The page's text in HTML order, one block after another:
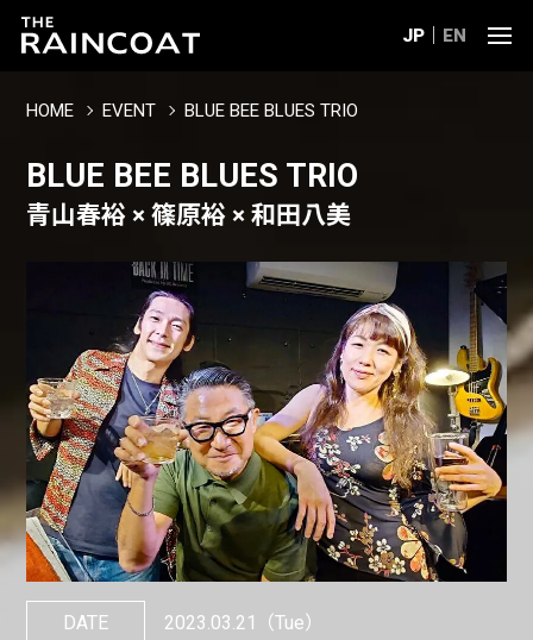
JP EN
HOME EVENT BLUE BEE BLUES TRIO
BLUE BEE BLUES TRIO
青山春裕 × 篠原裕 × 和田八美
DATE 2023.03.21 （Tue）